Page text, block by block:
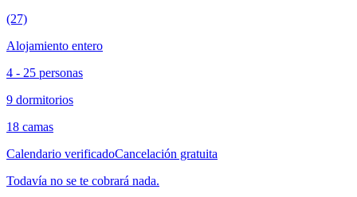
(27)
Alojamiento entero
4 - 25 personas
9 dormitorios
18 camas
Calendario verificadoCancelación gratuita
Todavía no se te cobrará nada.